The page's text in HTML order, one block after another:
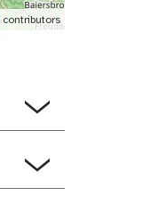
contributors